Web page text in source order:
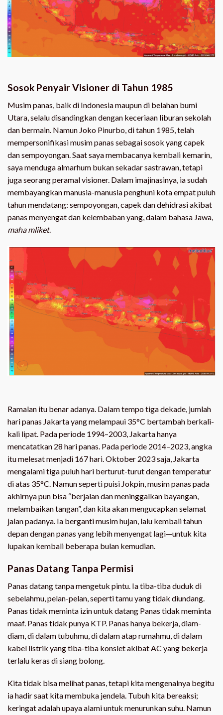
Sosok Penyair Visioner di Tahun 1985
Musim panas, baik di Indonesia maupun di belahan bumi
Utara, selalu disandingkan dengan keceriaan liburan sekolah
dan bermain. Namun Joko Pinurbo, di tahun 1985, telah
mempersonifikasi musim panas sebagai sosok yang capek
dan sempoyongan. Saat saya membacanya kembali kemarin,
saya menduga almarhum bukan sekadar sastrawan, tetapi
juga seorang peramal visioner. Dalam imajinasinya, ia sudah
membayangkan manusia-manusia penghuni kota empat puluh
tahun mendatang: sempoyongan, capek dan dehidrasi akibat
panas menyengat dan kelembaban yang, dalam bahasa Jawa,
maha mliket.
Ramalan itu benar adanya. Dalam tempo tiga dekade, jumlah
hari panas Jakarta yang melampaui 35°C bertambah berkali-
kali lipat. Pada periode 1994–2003, Jakarta hanya
mencatatkan 28 hari panas. Pada periode 2014–2023, angka
itu melesat menjadi 167 hari. Oktober 2023 saja, Jakarta
mengalami tiga puluh hari berturut-turut dengan temperatur
di atas 35°C. Namun seperti puisi Jokpin, musim panas pada
akhirnya pun bisa “berjalan dan meninggalkan bayangan,
melambaikan tangan”, dan kita akan mengucapkan selamat
jalan padanya. Ia berganti musim hujan, lalu kembali tahun
depan dengan panas yang lebih menyengat lagi—untuk kita
lupakan kembali beberapa bulan kemudian.
Panas Datang Tanpa Permisi
Panas datang tanpa mengetuk pintu. Ia tiba-tiba duduk di
sebelahmu, pelan-pelan, seperti tamu yang tidak diundang.
Panas tidak meminta izin untuk datang Panas tidak meminta
maaf. Panas tidak punya KTP. Panas hanya bekerja, diam-
diam, di dalam tubuhmu, di dalam atap rumahmu, di dalam
kabel listrik yang tiba-tiba konslet akibat AC yang bekerja
terlalu keras di siang bolong.
Kita tidak bisa melihat panas, tetapi kita mengenalnya begitu
ia hadir saat kita membuka jendela. Tubuh kita bereaksi;
keringat adalah upaya alami untuk menurunkan suhu. Namun